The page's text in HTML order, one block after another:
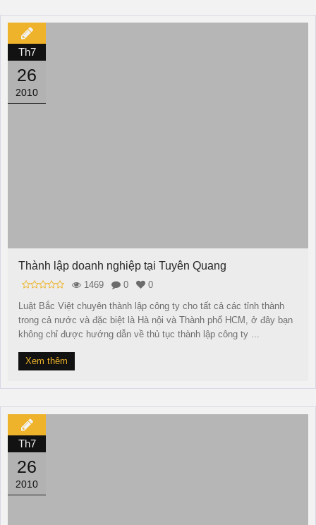
Th7
26
2010
Thành lập doanh nghiệp tại Tuyên Quang
1469 0
0
Luật Bắc Việt chuyên thành lập công ty cho tất cả các tỉnh thành
trong cả nước và đặc biệt là Hà nội và Thành phố HCM, ở đây bạn
không chỉ được hướng dẫn về thủ tục thành lập công ty ...
Xem thêm
Th7
26
2010